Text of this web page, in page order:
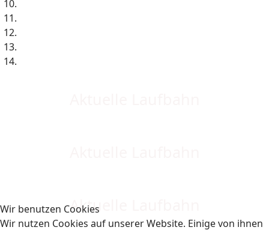
Aktuelle Laufbahn
Wir benutzen Cookies
Wir nutzen Cookies auf unserer Website. Einige von ihnen